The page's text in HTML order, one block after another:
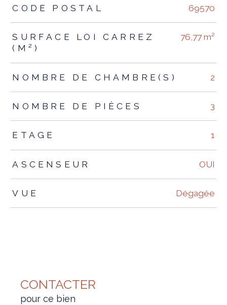
TRAD_ZEPHYR_Caracteristique TRAD_ZEPHYR_Valeurs
CODE POSTAL 69570
SURFACE LOI CARREZ
(M²)
76,77 m²
NOMBRE DE CHAMBRE(S) 2
NOMBRE DE PIÈCES 3
ETAGE 1
ASCENSEUR OUI
VUE Dégagée
CONTACTER
pour ce bien